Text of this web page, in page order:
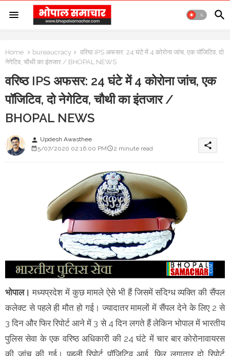
Home bureaucracy
वरिष्ठ IPS अफसर: 24 घंटे में 4 कोरोना जांच, एक पॉजिटिव, दो
नेगेटिव, चौथी का इंतजार / BHOPAL NEWS
वरिष्ठ IPS अफसर: 24 घंटे में 4 कोरोना जांच, एक
पॉजिटिव, दो नेगेटिव, चौथी का इंतजार /
BHOPAL NEWS
person Updesh Awasthee
5/07/2020 02:16:00 PM
2 minute read share
भोपाल। मध्यप्रदेश में कुछ मामले ऐसे भी हैं जिसमें संदिग्ध व्यक्ति की सैंपल
कलेक्ट से पहले ही मौत हो गई। ज्यादातर मामलों में सैंपल देने के लिए 2 से
3 दिन और फिर रिपोर्ट आने में 3 से 4 दिन लगते हैं लेकिन भोपाल में भारतीय
पुलिस सेवा के एक वरिष्ठ अधिकारी की 24 घंटे में चार बार कोरोनावायरस